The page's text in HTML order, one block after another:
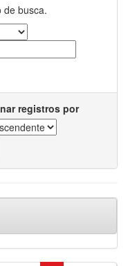
de busca.
registros por